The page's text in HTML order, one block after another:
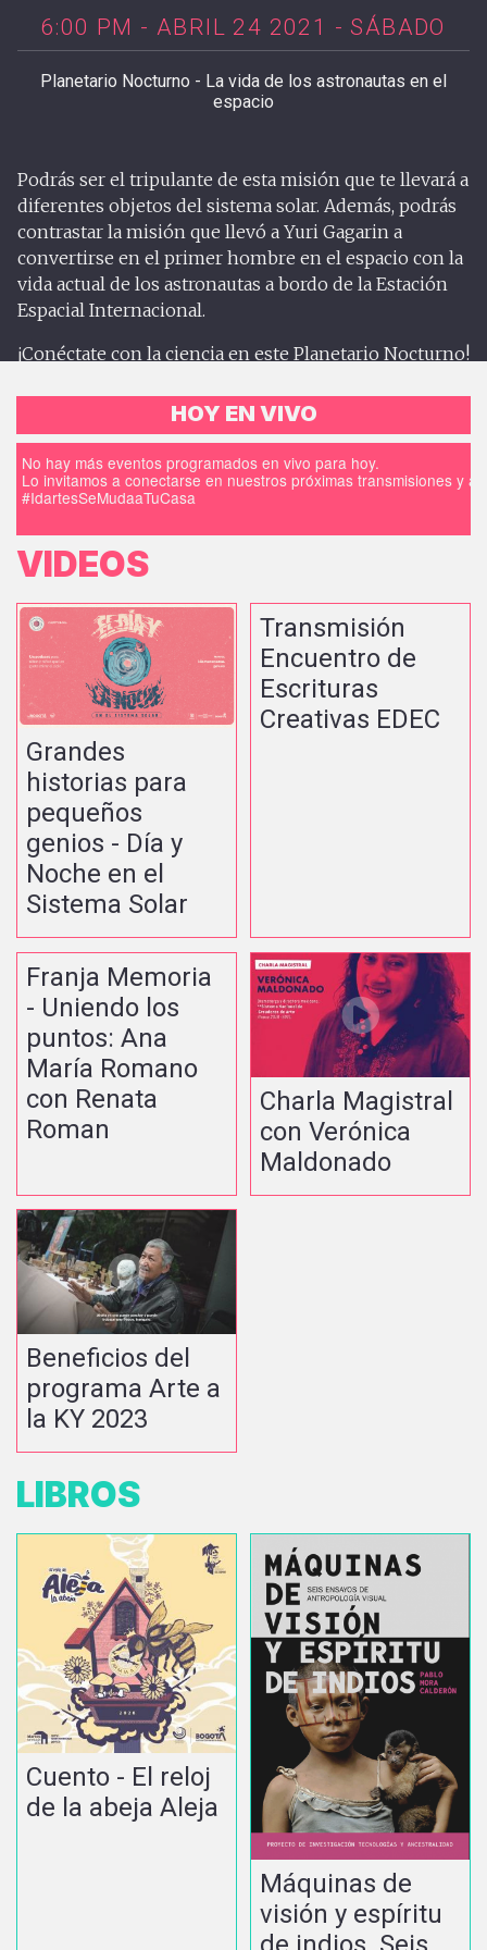
6:00 PM - ABRIL 24 2021 - SÁBADO
Planetario Nocturno - La vida de los astronautas en el
espacio
Podrás ser el tripulante de esta misión que te llevará a
diferentes objetos del sistema solar. Además, podrás
contrastar la misión que llevó a Yuri Gagarin a
convertirse en el primer hombre en el espacio con la
vida actual de los astronautas a bordo de la Estación
Espacial Internacional.
¡Conéctate con la ciencia en este Planetario Nocturno!
HOY EN VIVO
No hay más eventos programados en vivo para hoy.
Lo invitamos a conectarse en nuestros próximas transmisiones y
#IdartesSeMudaaTuCasa
VIDEOS
Grandes
historias para
pequeños
genios - Día y
Noche en el
Sistema Solar
Transmisión
Encuentro de
Escrituras
Creativas EDEC
Franja Memoria
- Uniendo los
puntos: Ana
María Romano
con Renata
Roman
Charla Magistral
con Verónica
Maldonado
Beneficios del
programa Arte a
la KY 2023
LIBROS
Cuento - El reloj
de la abeja Aleja
Máquinas de
visión y espíritu